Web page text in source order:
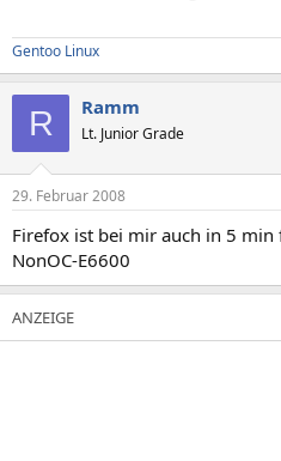
Gentoo Linux
R Ramm
Lt. Junior Grade
29. Februar 2008
Firefox ist bei mir auch in 5 min
NonOC-E6600